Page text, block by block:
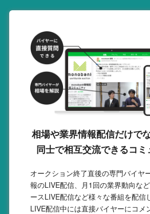
相場や業界情報配信だけで
同士で相互交流できるコミ
オークション終了直後の専門バイヤ
報のLIVE配信、月1回の業界動向な
ースLIVE配信など様々な番組を配信
LIVE配信中には直接バイヤーにコメ